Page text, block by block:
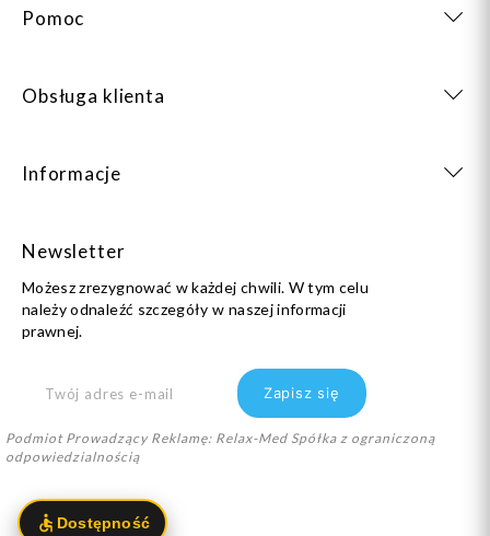
Pomoc
Obsługa klienta
Informacje
Newsletter
Możesz zrezygnować w każdej chwili. W tym celu
należy odnaleźć szczegóły w naszej informacji
prawnej.
Podmiot Prowadzący Reklamę: Relax-Med Spółka z ograniczoną
odpowiedzialnością